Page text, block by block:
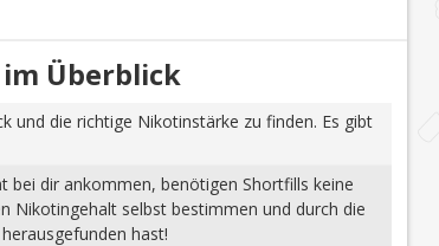
Überblick
und die richtige Nikotinstärke zu finden. Es gibt
bei dir ankommen, benötigen Shortfills keine
Nikotingehalt selbst bestimmen und durch die
hast!